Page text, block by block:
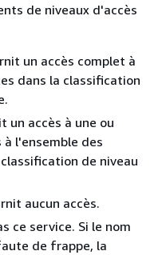
de niveaux d'accès
un accès complet à
dans la classification
un accès à une ou
à l'ensemble des
de niveau
aucun accès.
ce service. Si le nom
de frappe, la